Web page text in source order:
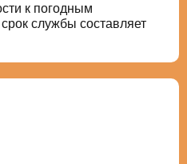
к погодным
службы составляет